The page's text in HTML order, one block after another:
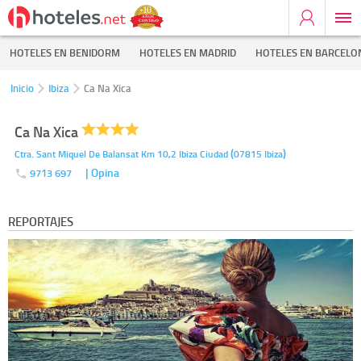
HOTELES EN BENIDORM HOTELES EN MADRID HOTELES EN
Inicio Ibiza Ca Na Xica
Ca Na Xica
Ctra. Sant Miquel De Balansat Km 10,2 Ibiza Ciudad(07815 Ibiza)
9713 697 | Opina
REPORTAJES